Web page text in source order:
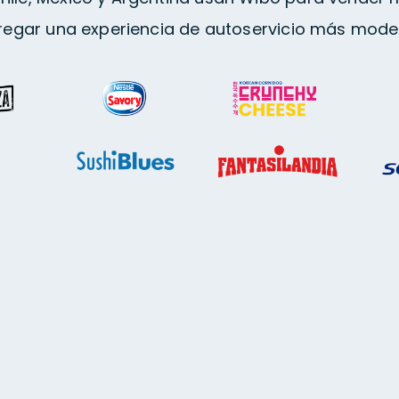
una experiencia de autoservicio más